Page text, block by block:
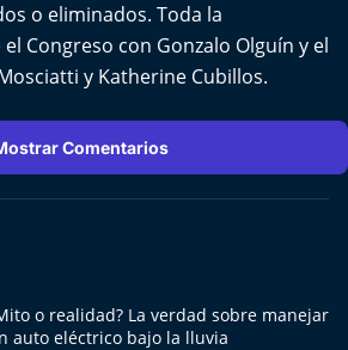
o eliminados. Toda la
Congreso con Gonzalo Olguín y el
y Katherine Cubillos.
Comentarios
o realidad? La verdad sobre manejar
auto eléctrico bajo la lluvia